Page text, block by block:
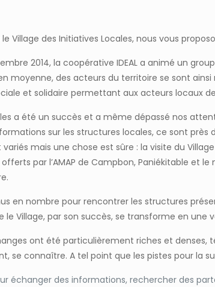
Village des Initiatives Locales, nous vous
2014, la coopérative IDEAL a animé un
moyenne, des acteurs du territoire se sont
et solidaire permettant aux acteurs locaux
a été un succès et a même dépassé nos
sur les structures locales, ce sont
mais une chose est sûre : la visite du
par l’AMAP de Campbon, Paniékitable et
en nombre pour rencontrer les structures
Village, par son succès, se transforme en une
ont été particulièrement riches et
se connaître. A tel point que les pistes pour la
échanger des informations, rechercher des